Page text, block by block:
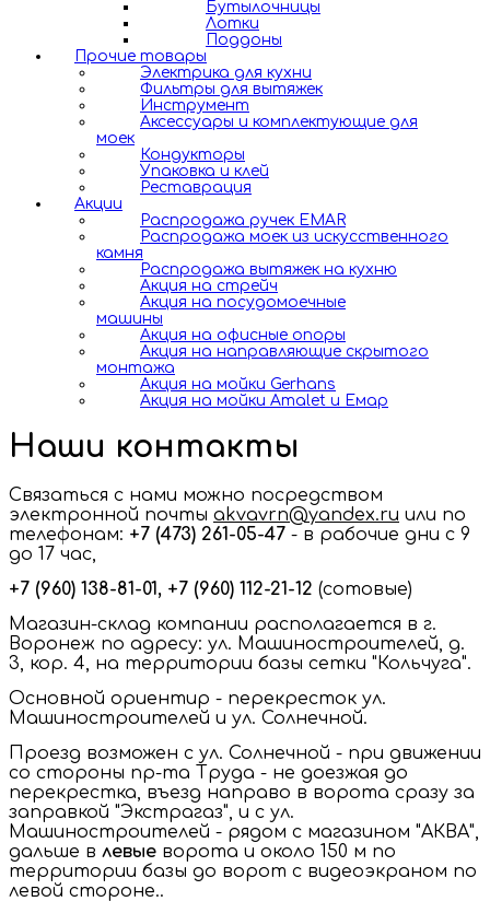
Бутылочницы
Лотки
Поддоны
Прочие товары
Электрика для кухни
Фильтры для вытяжек
Инструмент
Аксессуары и комплектующие для
моек
Кондукторы
Упаковка и клей
Реставрация
Акции
Распродажа ручек EMAR
Распродажа моек из искусственного
камня
Распродажа вытяжек на кухню
Акция на стрейч
Акция на посудомоечные
машины
Акция на офисные опоры
Акция на направляющие скрытого
монтажа
Акция на мойки Gerhans
Акция на мойки Amalet и Емар
Наши контакты
Связаться с нами можно посредством
электронной почты akvavrn@yandex.ru или по
телефонам: +7 (473) 261-05-47 - в рабочие дни с 9
до 17 час,
+7 (960) 138-81-01, +7 (960) 112-21-12 (сотовые)
Магазин-склад компании располагается в г.
Воронеж по адресу: ул. Машиностроителей, д.
3, кор. 4, на территории базы сетки "Кольчуга".
Основной ориентир - перекресток ул.
Машиностроителей и ул. Солнечной.
Проезд возможен с ул. Солнечной - при движении
со стороны пр-та Труда - не доезжая до
перекрестка, въезд направо в ворота сразу за
заправкой "Экстрагаз", и с ул.
Машиностроителей - рядом с магазином "АКВА",
дальше в левые ворота и около 150 м по
территории базы до ворот с видеоэкраном по
левой стороне..